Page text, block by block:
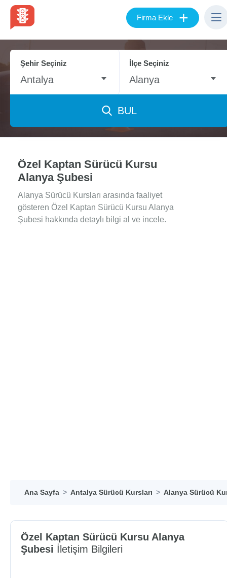
Firma Ekle +
Şehir Seçiniz
Antalya
İlçe Seçiniz
Alanya
BUL
Özel Kaptan Sürücü Kursu
Alanya Şubesi
Alanya Sürücü Kursları arasında faaliyet
gösteren Özel Kaptan Sürücü Kursu Alanya
Şubesi hakkında detaylı bilgi al ve incele.
Ana Sayfa Antalya Sürücü Kursları Alanya Sürücü
Özel Kaptan Sürücü Kursu Alanya
Şubesi İletişim Bilgileri